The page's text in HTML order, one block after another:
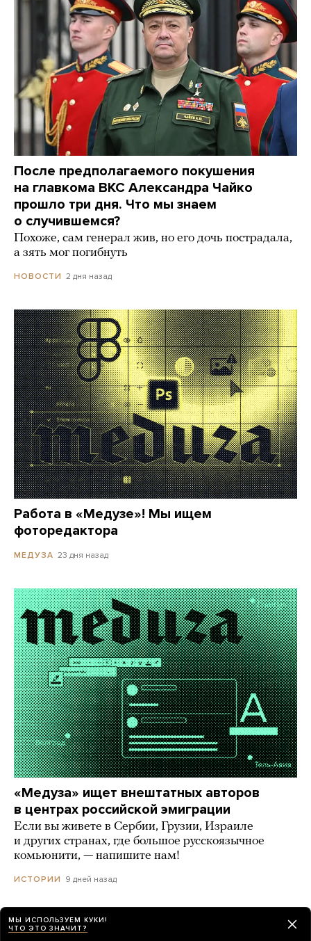
После предполагаемого покушения
на главкома ВКС Александра Чайко
прошло три дня. Что мы знаем
о случившемся?
Похоже, сам генерал жив, но его дочь пострадала,
а зять мог погибнуть
НОВОСТИ 2 дня назад
Работа в «Медузе»! Мы ищем
фоторедактора
МЕДУЗА 23 дня назад
«Медуза» ищет внештатных авторов
в центрах российской эмиграции
Если вы живете в Сербии, Грузии, Израиле
и других странах, где большое русскоязычное
комьюнити, — напишите нам!
ИСТОРИИ 9 дней назад
МЫ ИСПОЛЬЗУЕМ КУКИ!
ЧТО ЭТО ЗНАЧИТ?